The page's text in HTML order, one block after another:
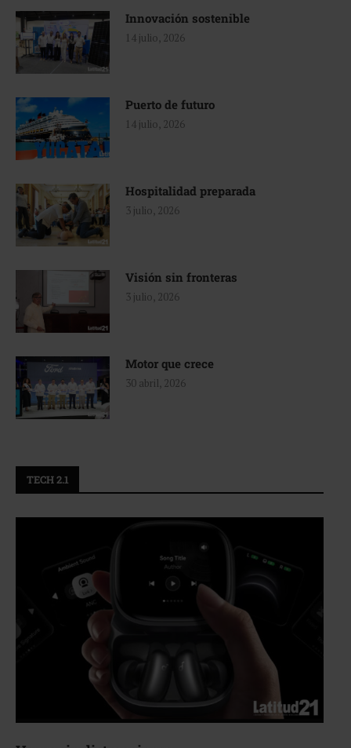
Innovación sostenible
14 julio, 2026
Puerto de futuro
14 julio, 2026
Hospitalidad preparada
3 julio, 2026
Visión sin fronteras
3 julio, 2026
Motor que crece
30 abril, 2026
TECH 2.1